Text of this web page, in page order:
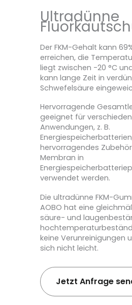
Ultradünne
Der FKM-Gehalt kann
erreichen, die
liegt zwischen -20 °C
kann lange Zeit in
Schwefelsäure
Hervorragende
geeignet für
Anwendungen, z. B.
hervorragendes
Membran in
verwendet werden.
Die ultradünne FKM-
AOBO hat eine
säure- und
keine Verunreinigungen
sich nicht leicht.
Jetzt Anfrage